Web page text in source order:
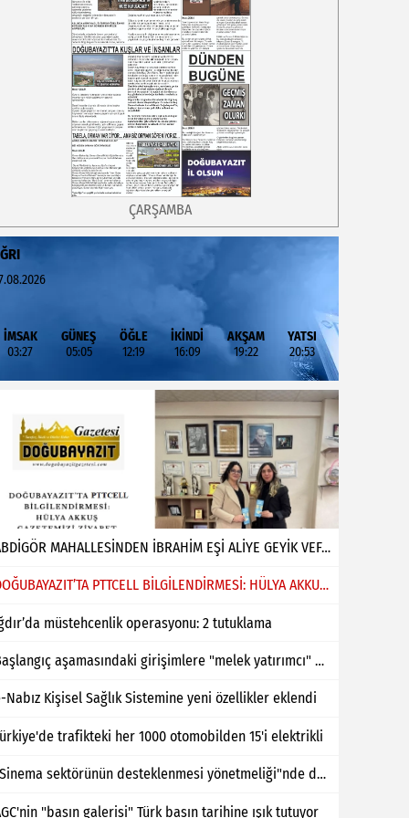
ÇARŞAMBA
İMSAK
03:27
GÜNEŞ
05:05
ÖĞLE
12:19
İKİNDİ
16:09
AKŞAM
19:22
YATSI
20:53
ABDİGÖR MAHALLESİNDEN İBRAHİM EŞİ ALİYE GEYİK VEFAT ETMİŞTİR
DOĞUBAYAZIT’TA PTTCELL BİLGİLENDİRMESİ: HÜLYA AKKUŞ GAZETEMİZİ ZİYARET ETTİ
müstehcenlik operasyonu: 2 tutuklama
Başlangıç aşamasındaki girişimlere "melek yatırımcı" desteği
Nabız Kişisel Sağlık Sistemine yeni özellikler eklendi
trafikteki her 1000 otomobilden 15'i elektrikli
"Sinema sektörünün desteklenmesi yönetmeliği"nde değişiklik yapıldı
"basın galerisi" Türk basın tarihine ışık tutuyor